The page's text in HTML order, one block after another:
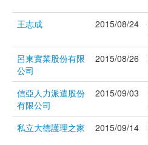
王志成 2015/08/24
呂東實業股份有限
公司
2015/08/26
信亞人力派遣股份
有限公司
2015/09/03
私立大德護理之家
2015/09/14